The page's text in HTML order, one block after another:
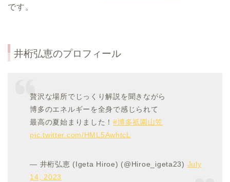
です。
井桁弘恵のプロフィール
贅沢な場所でじっくり解説を聞きながら
博多のエネルギーを全身で感じられて
最高の夏始まりました！#博多祇園山笠
pic.twitter.com/HML5AwhtcL
— 井桁弘恵 (Igeta Hiroe) (@Hiroe_igeta23) July
14, 2023